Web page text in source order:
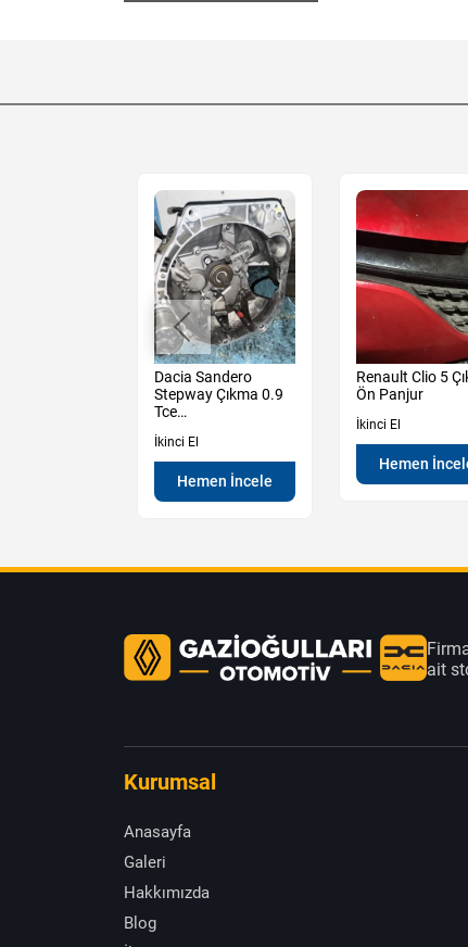
Dacia Sandero
Stepway Çıkma 0.9
Tce
Şanzıman Manuel
İkinci El
Hemen İncele
Renault Clio 5
Ön Panjur
İkinci El
Hemen
ait
Kurumsal
Anasayfa
Galeri
Hakkımızda
Blog